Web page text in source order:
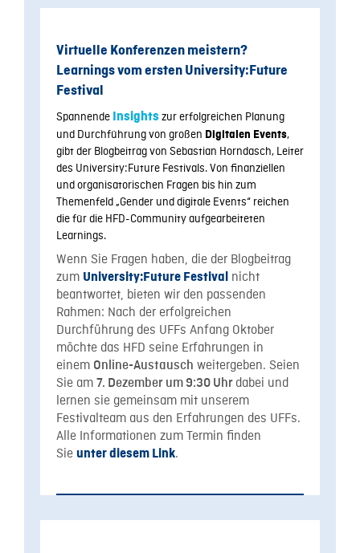
Virtuelle Konferenzen meistern?
Learnings vom ersten University:Future
Festival
Spannende Insights zur erfolgreichen Planung
und Durchführung von großen Digitalen Events,
gibt der Blogbeitrag von Sebastian Horndasch, Leiter
des University:Future Festivals. Von finanziellen
und organisatorischen Fragen bis hin zum
Themenfeld „Gender und digitale Events“ reichen
die für die HFD-Community aufgearbeiteten
Learnings.
Wenn Sie Fragen haben, die der Blogbeitrag
zum University:Future Festival nicht
beantwortet, bieten wir den passenden
Rahmen: Nach der erfolgreichen
Durchführung des UFFs Anfang Oktober
möchte das HFD seine Erfahrungen in
einem Online-Austausch weitergeben. Seien
Sie am 7. Dezember um 9:30 Uhr dabei und
lernen sie gemeinsam mit unserem
Festivalteam aus den Erfahrungen des UFFs.
Alle Informationen zum Termin finden
Sie unter diesem Link.